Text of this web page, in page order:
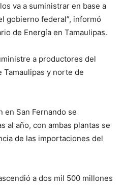
va a suministrar en base a
gobierno federal”, informó
de Energía en Tamaulipas.
a productores del
Tamaulipas y norte de
en San Fernando se
al año, con ambas plantas se
de las importaciones del
a dos mil 500 millones